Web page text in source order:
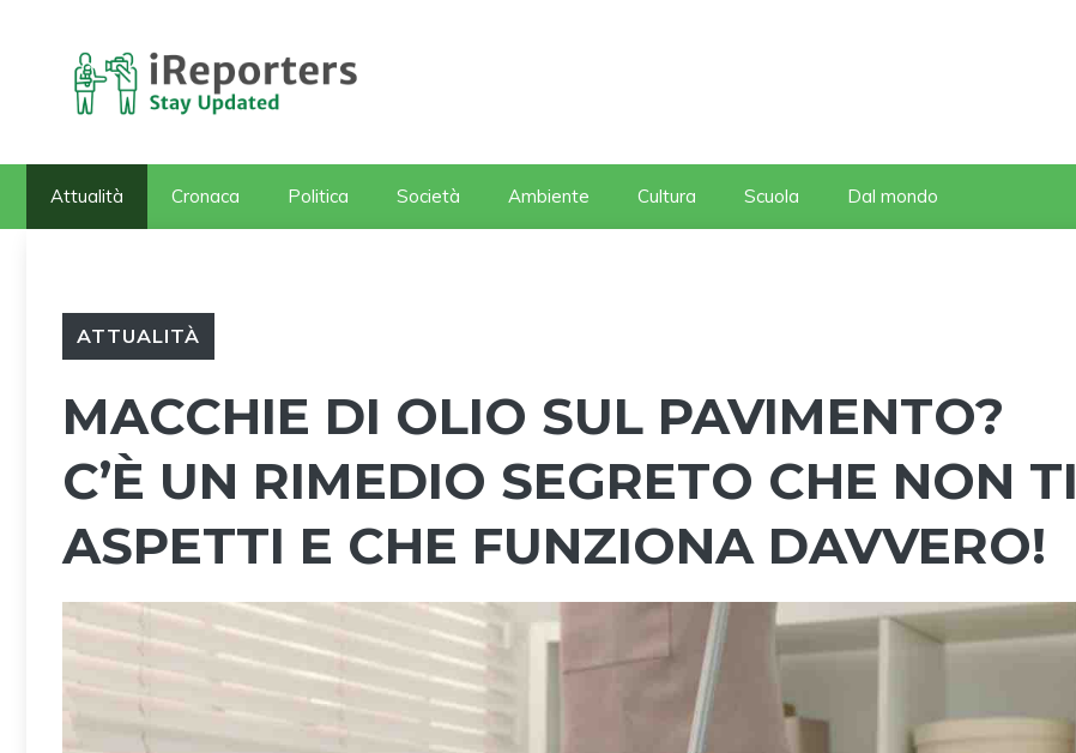
contenuto
Attualità Cronaca Politica Società Ambiente Cultura Scuola Dal mondo
ATTUALITÀ
MACCHIE DI OLIO SUL PAVIMENTO?
C’È UN RIMEDIO SEGRETO CHE NON TI
ASPETTI E CHE FUNZIONA DAVVERO!